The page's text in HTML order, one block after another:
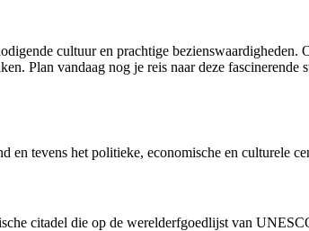
cultuur en prachtige bezienswaardigheden.
Plan vandaag nog je reis naar deze fascinerende
tevens het politieke, economische en culturele
citadel die op de werelderfgoedlijst van